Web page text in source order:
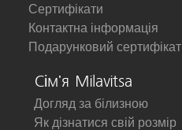
Сертифікати
Контактна інформація
Подарунковий сертифікат
Сім'я Milavitsa
Догляд за білизною
Як дізнатися свій розмір